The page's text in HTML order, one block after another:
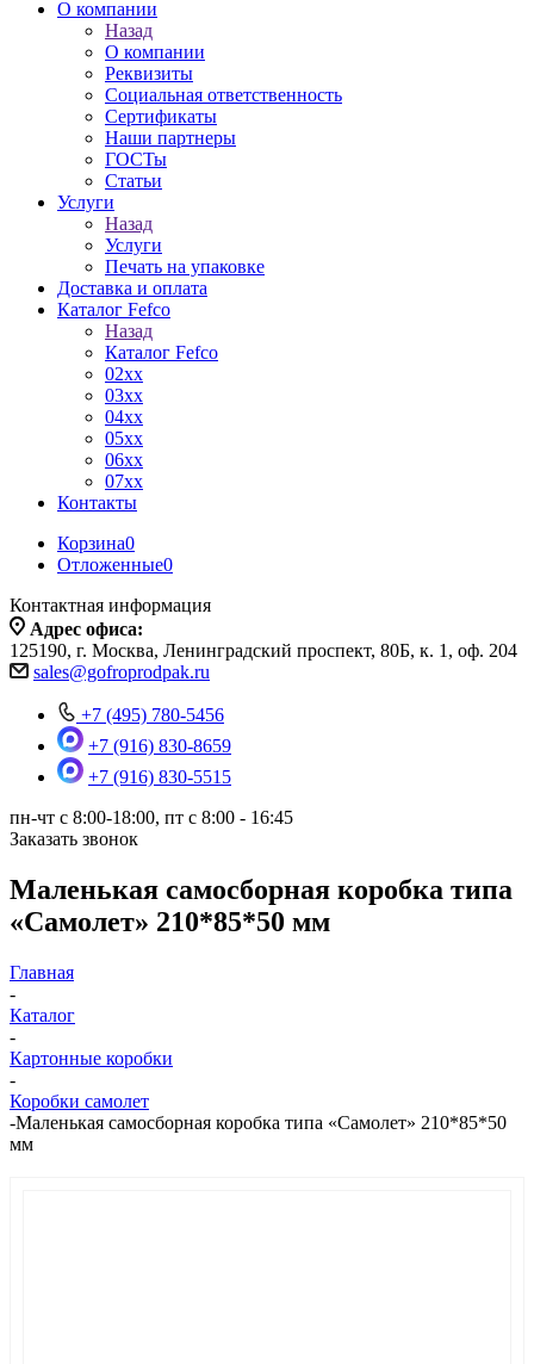
О компании
Назад
О компании
Реквизиты
Социальная ответственность
Сертификаты
Наши партнеры
ГОСТы
Статьи
Услуги
Назад
Услуги
Печать на упаковке
Доставка и оплата
Каталог Fefco
Назад
Каталог Fefco
02xx
03xx
04xx
05xx
06xx
07xx
Контакты
Корзина0
Отложенные0
Контактная информация
Адрес офиса:
125190, г. Москва, Ленинградский проспект, 80Б, к. 1, оф. 204
sales@gofroprodpak.ru
+7 (495) 780-5456
+7 (916) 830-8659
+7 (916) 830-5515
пн-чт c 8:00-18:00, пт с 8:00 - 16:45
Заказать звонок
Маленькая самосборная коробка типа
«Самолет» 210*85*50 мм
Главная
-
Каталог
-
Картонные коробки
-
Коробки самолет
-Маленькая самосборная коробка типа «Самолет» 210*85*50
мм